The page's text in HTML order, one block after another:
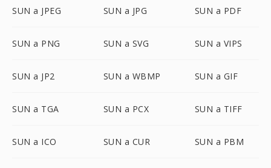
SUN a JPEG SUN a JPG SUN a PDF
SUN a PNG SUN a SVG SUN a VIPS
SUN a JP2 SUN a WBMP SUN a GIF
SUN a TGA SUN a PCX SUN a TIFF
SUN a ICO SUN a CUR SUN a PBM